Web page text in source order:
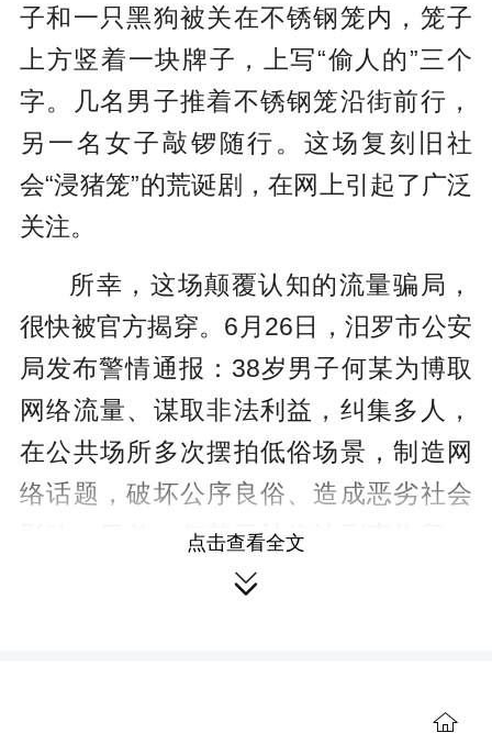
子和一只黑狗被关在不锈钢笼内，笼子
上方竖着一块牌子，上写“偷人的”三个
字。几名男子推着不锈钢笼沿街前行，
另一名女子敲锣随行。这场复刻旧社
会“浸猪笼”的荒诞剧，在网上引起了广泛
关注。
所幸，这场颠覆认知的流量骗局，
很快被官方揭穿。6月26日，汨罗市公安
局发布警情通报：38岁男子何某为博取
网络流量、谋取非法利益，纠集多人，
在公共场所多次摆拍低俗场景，制造网
络话题，破坏公序良俗、造成恶劣社会
影响。目前，何某已被依法刑事拘留，
其余涉案人员均被处以行政拘留。这场
“浸猪笼”是旧社会遗留的残酷私刑，
点击查看全文
